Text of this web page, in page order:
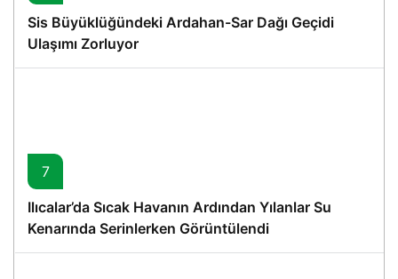
Sis Büyüklüğündeki Ardahan-Sar Dağı Geçidi
Ulaşımı Zorluyor
7
Ilıcalar’da Sıcak Havanın Ardından Yılanlar Su
Kenarında Serinlerken Görüntülendi